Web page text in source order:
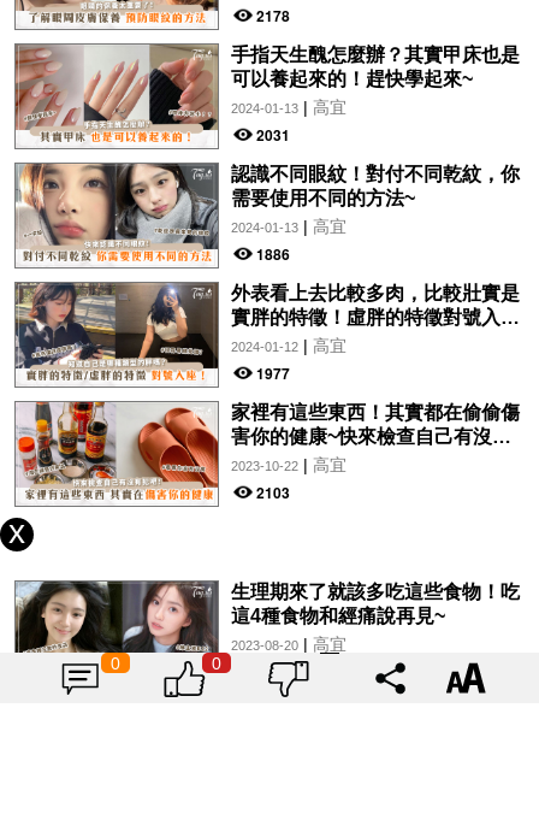
2178
手指天生醜怎麼辦？其實甲床也是
可以養起來的！趕快學起來~
2024-01-13| 高宜
2031
認識不同眼紋！對付不同乾紋，你
需要使用不同的方法~
2024-01-13| 高宜
1886
外表看上去比較多肉，比較壯實是
實胖的特徵！虛胖的特徵對號入
座！
2024-01-12| 高宜
1977
家裡有這些東西！其實都在偷偷傷
害你的健康~快來檢查自己有沒有
犯吧！
2023-10-22| 高宜
2103
生理期來了就該多吃這些食物！吃
這4種食物和經痛說再見~
2023-08-20| 高宜
1901
0 0